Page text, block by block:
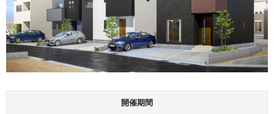
開催期間